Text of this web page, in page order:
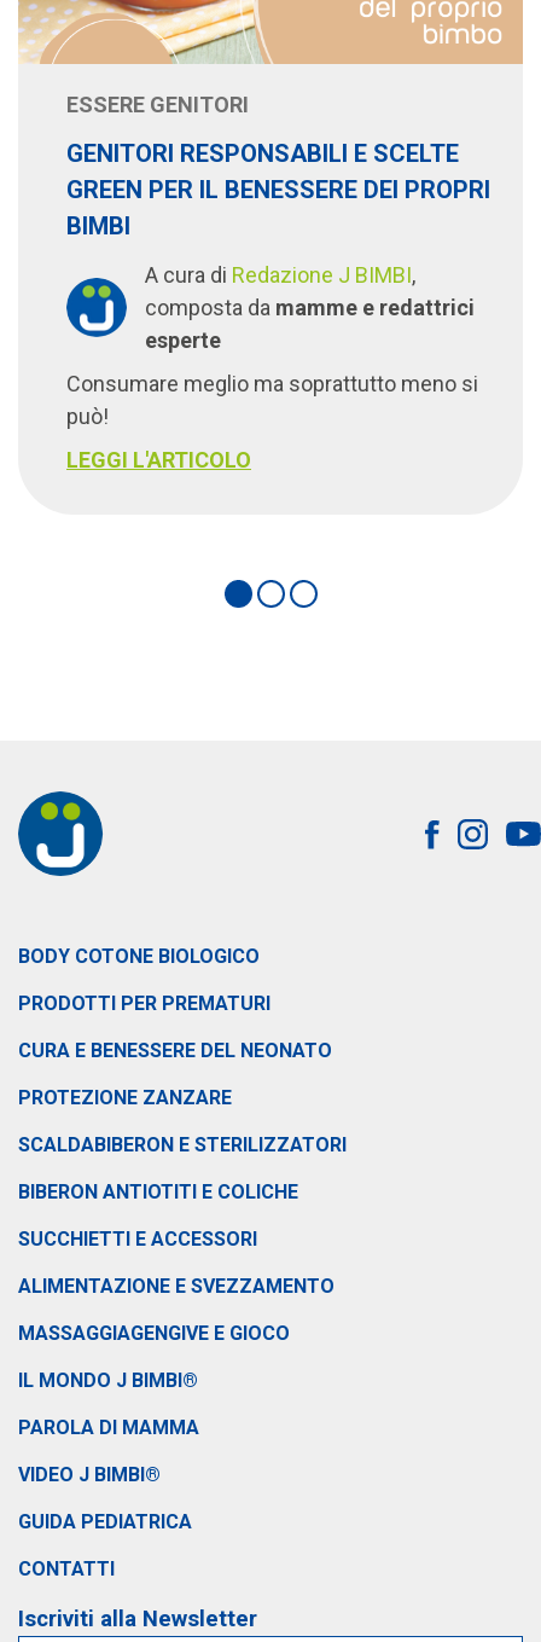
ESSERE GENITORI
GENITORI RESPONSABILI E SCELTE
GREEN PER IL BENESSERE DEI PROPRI
BIMBI
A cura di Redazione J BIMBI,
composta da mamme e redattrici
esperte
Consumare meglio ma soprattutto meno si
può!
LEGGI L'ARTICOLO
BODY COTONE BIOLOGICO
PRODOTTI PER PREMATURI
CURA E BENESSERE DEL NEONATO
PROTEZIONE ZANZARE
SCALDABIBERON E STERILIZZATORI
BIBERON ANTIOTITI E COLICHE
SUCCHIETTI E ACCESSORI
ALIMENTAZIONE E SVEZZAMENTO
MASSAGGIAGENGIVE E GIOCO
IL MONDO J BIMBI®
PAROLA DI MAMMA
VIDEO J BIMBI®
GUIDA PEDIATRICA
CONTATTI
Iscriviti alla Newsletter